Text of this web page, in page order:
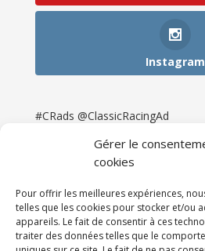
Gérer le
cookies
Pour offrir les meilleures expériences,
telles que les cookies pour stocker et/ou
appareils. Le fait de consentir à ces
traiter des données telles que le
Instagram
#CRads @ClassicRacingAd